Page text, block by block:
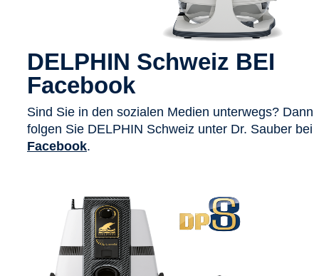
DELPHIN Schweiz BEI
Facebook
Sind Sie in den sozialen Medien unterwegs? Dann
folgen Sie DELPHIN Schweiz unter Dr. Sauber bei
Facebook.